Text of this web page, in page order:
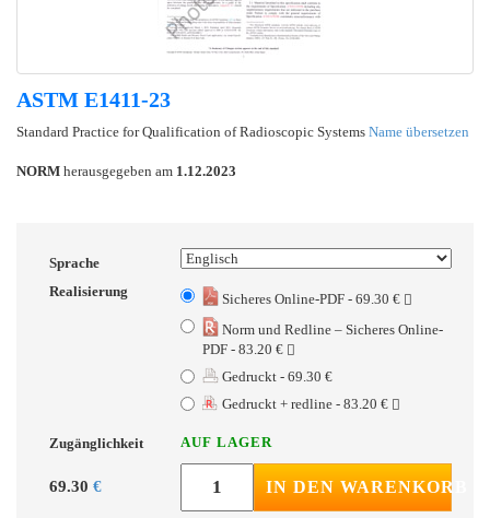
ASTM E1411-23
Standard Practice for Qualification of Radioscopic Systems Name übersetzen
NORM herausgegeben am 1.12.2023
Sprache
Realisierung
Sicheres Online-PDF - 69.30 €
Norm und Redline – Sicheres Online-
PDF - 83.20 €
Gedruckt - 69.30 €
Gedruckt + redline - 83.20 €
Zugänglichkeit AUF LAGER
69.30 € IN DEN WARENKORB